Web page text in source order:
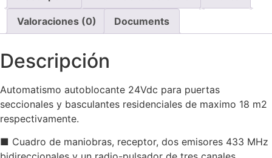
Valoraciones (0) Documents
Descripción
Automatismo autoblocante 24Vdc para puertas
seccionales y basculantes residenciales de maximo 18 m2
respectivamente.
■ Cuadro de maniobras, receptor, dos emisores 433 MHz